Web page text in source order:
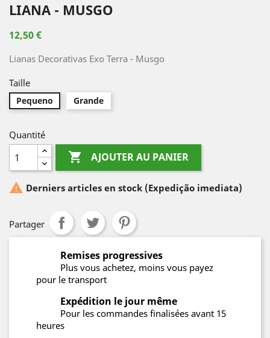
LIANA - MUSGO
12,50 €
Lianas Decorativas Exo Terra - Musgo
Taille
Pequeno Grande
Quantité
 AJOUTER AU PANIER
 Derniers articles en stock (Expedição imediata)
Partager
Remises progressives
Plus vous achetez, moins vous payez
pour le transport
Expédition le jour même
Pour les commandes finalisées avant 15
heures